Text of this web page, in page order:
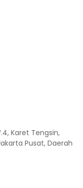
Karet Tengsin,
Pusat, Daerah